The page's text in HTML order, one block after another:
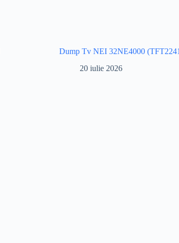
Dump Tv NEI 32NE4000
20 iulie 2026